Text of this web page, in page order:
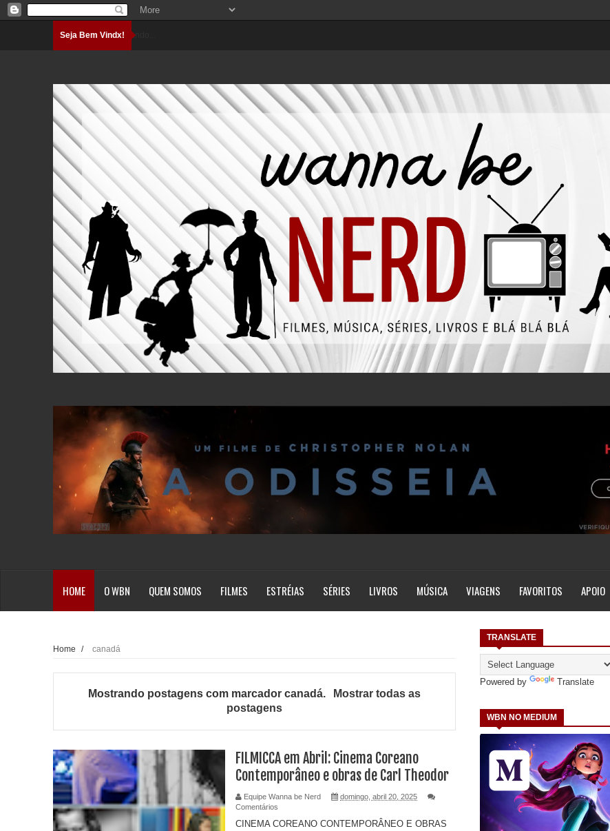
Seja Bem Vindx!Carregando...
HOME O WBN QUEM SOMOS FILMES ESTRÉIAS SÉRIES LIVROS MÚSICA VIAGENS FAVORITOS APOIO
TRANSLATE
Powered by Translate
WBN NO MEDIUM
Home / canadá
Mostrando postagens com marcadorcanadá.
Mostrar todas as
postagens
FILMICCA em Abril: Cinema Coreano
Contemporâneo e obras de Carl Theodor
Equipe Wanna be Nerd
domingo, abril 20, 2025
Comentários
CINEMA COREANO CONTEMPORÂNEO E OBRAS